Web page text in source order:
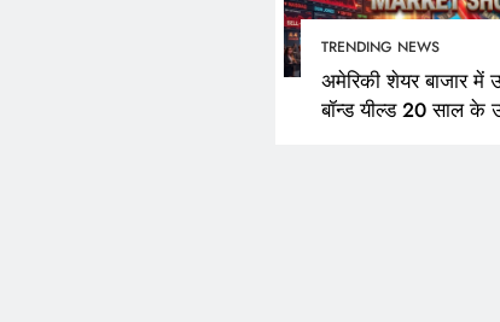
TRENDING NEWS
अमेरिकी शेयर बाजार में
बॉन्ड यील्ड 20 साल के